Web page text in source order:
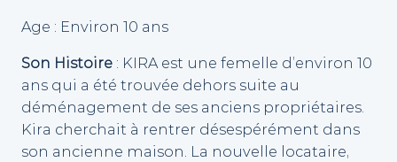
Age : Environ 10 ans
Son Histoire : KIRA est une femelle d’environ 10
ans qui a été trouvée dehors suite au
déménagement de ses anciens propriétaires.
Kira cherchait à rentrer désespérément dans
son ancienne maison. La nouvelle locataire,